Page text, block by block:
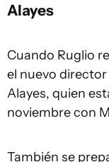
Alayes
Cuando Ruglio
el nuevo
Alayes, quien
noviembre con
También se